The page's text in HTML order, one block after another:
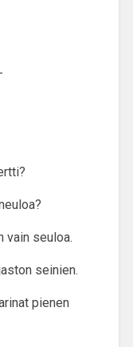
vain seuloa.
seinien.
pienen